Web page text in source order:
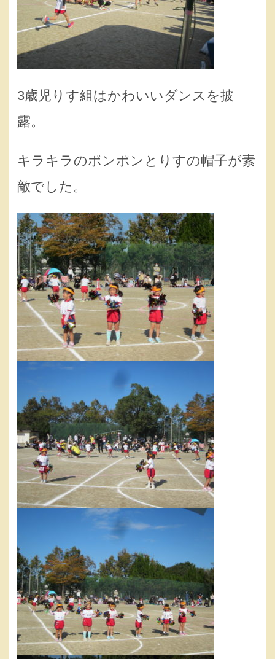
3歳児りす組はかわいいダンスを披
露。
キラキラのポンポンとりすの帽子が素
敵でした。